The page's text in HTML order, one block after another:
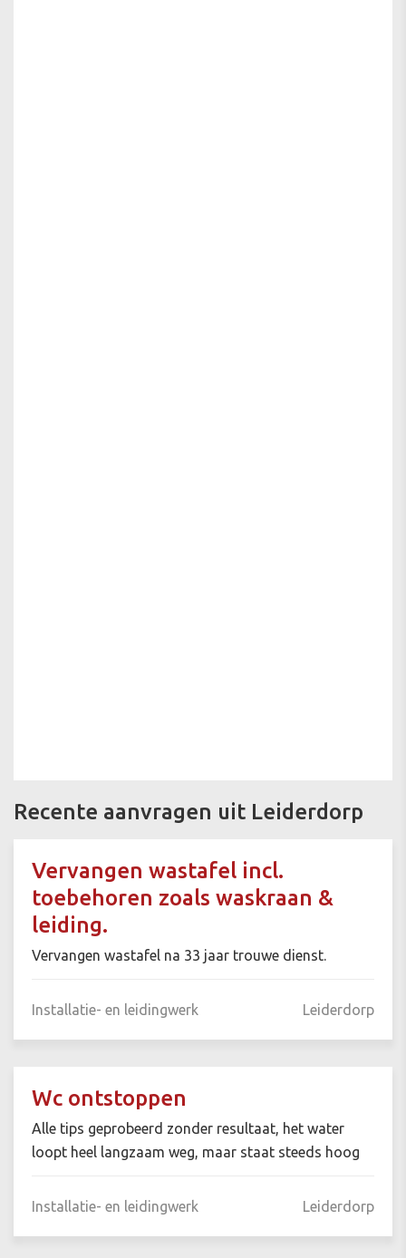
Recente aanvragen uit Leiderdorp
Vervangen wastafel incl.
toebehoren zoals waskraan &
leiding.
Vervangen wastafel na 33 jaar trouwe dienst.
Installatie- en leidingwerk Leiderdorp
Wc ontstoppen
Alle tips geprobeerd zonder resultaat, het water
loopt heel langzaam weg, maar staat steeds hoog
Installatie- en leidingwerk Leiderdorp